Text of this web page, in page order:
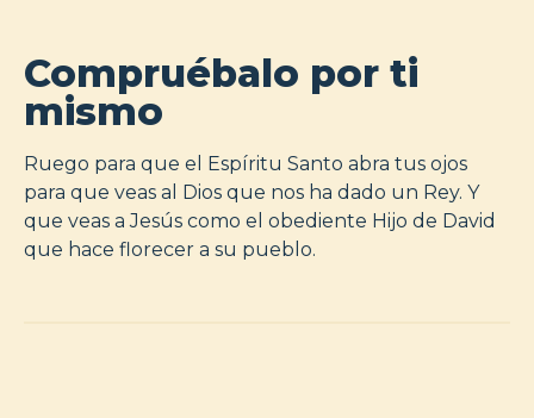
Compruébalo por ti
mismo
Ruego para que el Espíritu Santo abra tus ojos
para que veas al Dios que nos ha dado un Rey. Y
que veas a Jesús como el obediente Hijo de David
que hace florecer a su pueblo.